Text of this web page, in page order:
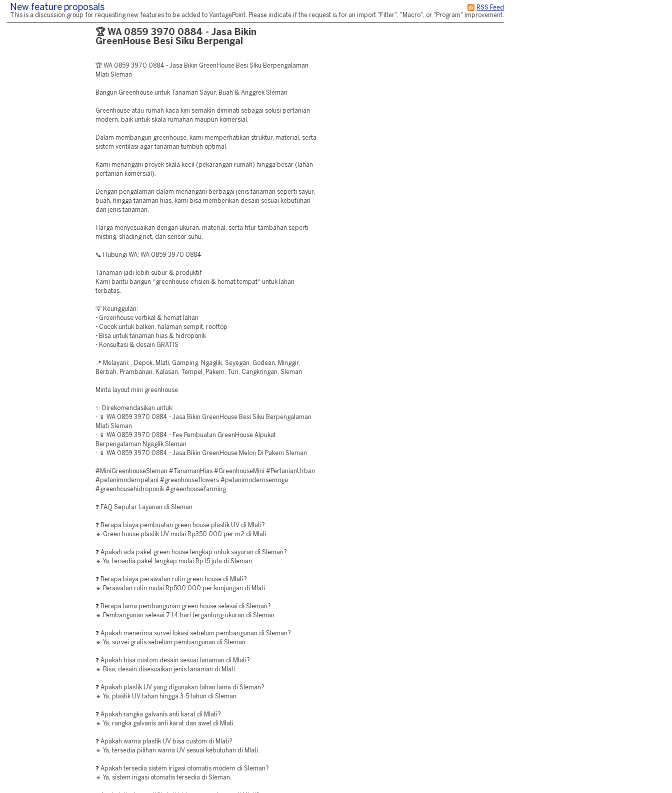
RSS Feed
New feature proposals
This is a discussion group for requesting new features to be added to VantagePoint. Please indicate if the request is for an import "Filter", "Macro", or "Program" improvement.
🏆 WA 0859 3970 0884 - Jasa Bikin
GreenHouse Besi Siku Berpengal
🏆 WA 0859 3970 0884 - Jasa Bikin GreenHouse Besi Siku Berpengalaman
Mlati Sleman
Bangun Greenhouse untuk Tanaman Sayur, Buah & Anggrek Sleman
Greenhouse atau rumah kaca kini semakin diminati sebagai solusi pertanian
modern, baik untuk skala rumahan maupun komersial.
Dalam membangun greenhouse, kami memperhatikan struktur, material, serta
sistem ventilasi agar tanaman tumbuh optimal.
Kami menangani proyek skala kecil (pekarangan rumah) hingga besar (lahan
pertanian komersial).
Dengan pengalaman dalam menangani berbagai jenis tanaman seperti sayur,
buah, hingga tanaman hias, kami bisa memberikan desain sesuai kebutuhan
dan jenis tanaman.
Harga menyesuaikan dengan ukuran, material, serta fitur tambahan seperti
misting, shading net, dan sensor suhu.
📞 Hubungi WA: WA 0859 3970 0884
Tanaman jadi lebih subur & produktif
Kami bantu bangun *greenhouse efisien & hemat tempat* untuk lahan
terbatas.
💡 Keunggulan:
- Greenhouse vertikal & hemat lahan
- Cocok untuk balkon, halaman sempit, rooftop
- Bisa untuk tanaman hias & hidroponik
- Konsultasi & desain GRATIS
📍 Melayani: , Depok, Mlati, Gamping, Ngaglik, Seyegan, Godean, Minggir,
Berbah, Prambanan, Kalasan, Tempel, Pakem, Turi, Cangkringan, Sleman
Minta layout mini greenhouse
✨ Direkomendasikan untuk:
- 📱 WA 0859 3970 0884 - Jasa Bikin GreenHouse Besi Siku Berpengalaman
Mlati Sleman
- 📱 WA 0859 3970 0884 - Fee Pembuatan GreenHouse Alpukat
Berpengalaman Ngaglik Sleman
- 📱 WA 0859 3970 0884 - Jasa Bikin GreenHouse Melon Di Pakem Sleman
#MiniGreenhouseSleman #TanamanHias #GreenhouseMini #PertanianUrban
#petanimodernpetani #greenhouseflowers #petanimodernsemoga
#greenhousehidroponik #greenhousefarming
❓ FAQ Seputar Layanan di Sleman
❓ Berapa biaya pembuatan green house plastik UV di Mlati?
🔹 Green house plastik UV mulai Rp350.000 per m2 di Mlati.
❓ Apakah ada paket green house lengkap untuk sayuran di Sleman?
🔹 Ya, tersedia paket lengkap mulai Rp15 juta di Sleman.
❓ Berapa biaya perawatan rutin green house di Mlati?
🔹 Perawatan rutin mulai Rp500.000 per kunjungan di Mlati.
❓ Berapa lama pembangunan green house selesai di Sleman?
🔹 Pembangunan selesai 7-14 hari tergantung ukuran di Sleman.
❓ Apakah menerima survei lokasi sebelum pembangunan di Sleman?
🔹 Ya, survei gratis sebelum pembangunan di Sleman.
❓ Apakah bisa custom desain sesuai tanaman di Mlati?
🔹 Bisa, desain disesuaikan jenis tanaman di Mlati.
❓ Apakah plastik UV yang digunakan tahan lama di Sleman?
🔹 Ya, plastik UV tahan hingga 3-5 tahun di Sleman.
❓ Apakah rangka galvanis anti karat di Mlati?
🔹 Ya, rangka galvanis anti karat dan awet di Mlati.
❓ Apakah warna plastik UV bisa custom di Mlati?
🔹 Ya, tersedia pilihan warna UV sesuai kebutuhan di Mlati.
❓ Apakah tersedia sistem irigasi otomatis modern di Sleman?
🔹 Ya, sistem irigasi otomatis tersedia di Sleman.